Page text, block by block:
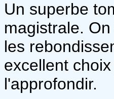
Un superbe
magistrale.
les
excellent
l'approfondir.